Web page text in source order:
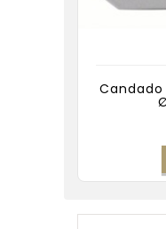
Candado